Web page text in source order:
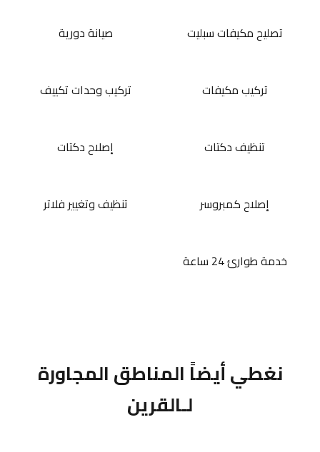
تصليح مكيفات سبليت صيانة دورية
تركيب مكيفات تركيب وحدات تكييف
تنظيف دكتات إصلاح دكتات
إصلاح كمبروسر تنظيف وتغيير فلاتر
خدمة طوارئ 24 ساعة
نغطي أيضاً المناطق المجاورة
لـالقرين